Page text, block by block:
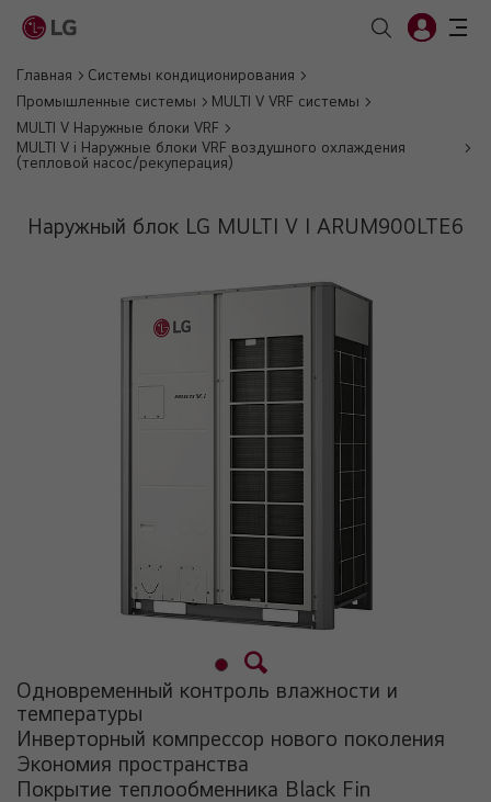
Главная
Системы кондиционирования
Промышленные системы
MULTI V VRF системы
MULTI V Наружные блоки VRF
MULTI V i Наружные блоки VRF воздушного охлаждения
(тепловой насос/рекуперация)
Наружный блок LG MULTI V I ARUM900LTE6
Одновременный контроль влажности и
температуры
Инверторный компрессор нового поколения
Экономия пространства
Покрытие теплообменника Black Fin